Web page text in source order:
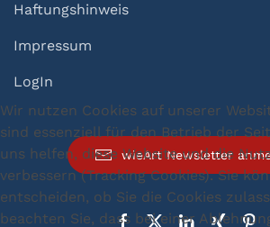
Haftungshinweis
Impressum
LogIn
wieArt Newsletter
Wir nutzen Cookies auf unserer
sind essenziell für den Betrieb der
uns helfen, diese Website und die
verbessern (Tracking Cookies). Sie
entscheiden, ob Sie die Cookies
beachten Sie, dass bei einer